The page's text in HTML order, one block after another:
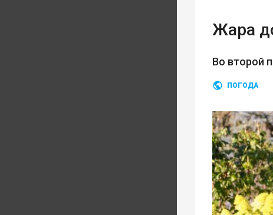
Жара
Во второй
ПОГОДА